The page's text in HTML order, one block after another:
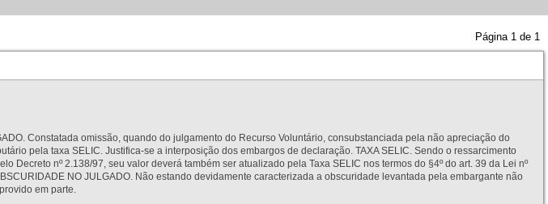
Página 1 de 1
Constatada omissão, quando do julgamento do Recurso Voluntário, consubstanciada pela não apreciação do
pela taxa SELIC. Justifica-se a interposição dos embargos de declaração. TAXA SELIC. Sendo o ressarcimento
Decreto nº 2.138/97, seu valor deverá também ser atualizado pela Taxa SELIC nos termos do §4º do art. 39 da Lei nº
NO JULGADO. Não estando devidamente caracterizada a obscuridade levantada pela embargante não
em parte.